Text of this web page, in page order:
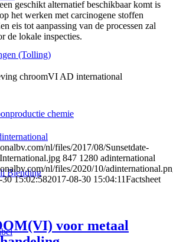
(Tolling)
chemie
Blending
geschikt alternatief beschikbaar komt is
het werken met carcinogene stoffen
eis tot aanpassing van de processen zal
de lokale inspecties.
nl/files/2017/08/Sunsetdate-
847 1280 adinternational
nl/files/2020/10/
30 15:02:582017-08-30 15:04:11Factsheet
voor metaal